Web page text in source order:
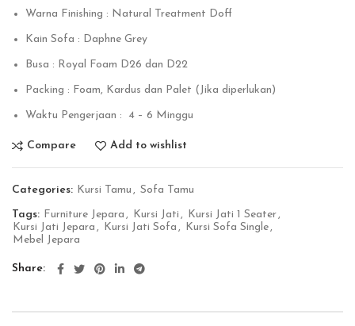
Warna Finishing : Natural Treatment Doff
Kain Sofa : Daphne Grey
Busa : Royal Foam D26 dan D22
Packing : Foam, Kardus dan Palet (Jika diperlukan)
Waktu Pengerjaan : 4 – 6 Minggu
Compare Add to wishlist
Categories: Kursi Tamu , Sofa Tamu
Tags: Furniture Jepara , Kursi Jati , Kursi Jati 1 Seater ,
Kursi Jati Jepara , Kursi Jati Sofa , Kursi Sofa Single ,
Mebel Jepara
Share